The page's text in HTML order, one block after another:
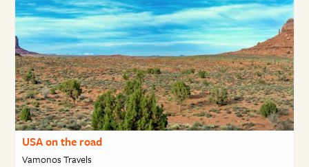
USA on the road
Vamonos Travels